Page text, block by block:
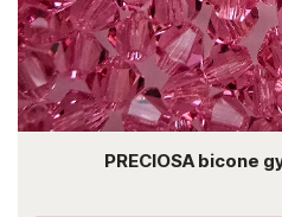
PRECIOSA bicone